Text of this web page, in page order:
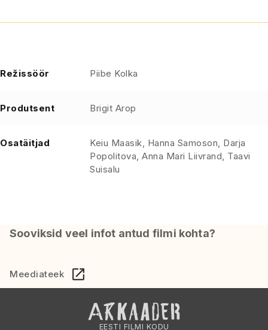
Režissöör Piibe Kolka
Produtsent Brigit Arop
Osatäitjad
Keiu Maasik, Hanna Samoson, Darja
Popolitova, Anna Mari Liivrand, Taavi
Suisalu
Sooviksid veel infot antud filmi kohta?
Meediateek
EESTI FILMI KODU